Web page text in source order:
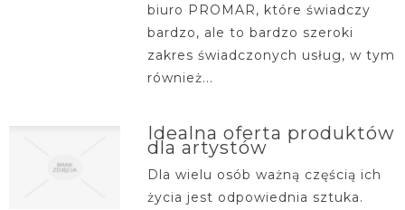
biuro PROMAR, które świadczy
bardzo, ale to bardzo szeroki
zakres świadczonych usług, w tym
również...
Idealna oferta produktów
dla artystów
Dla wielu osób ważną częścią ich
życia jest odpowiednia sztuka.